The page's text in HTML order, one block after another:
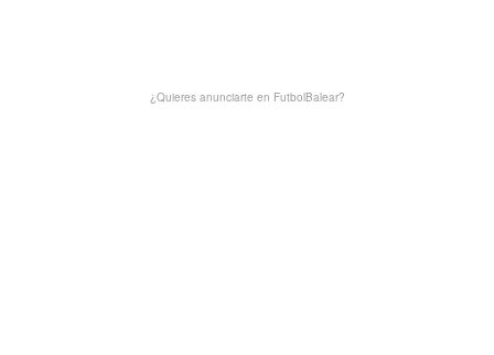
¿Quieres anunciarte en FutbolBalear?